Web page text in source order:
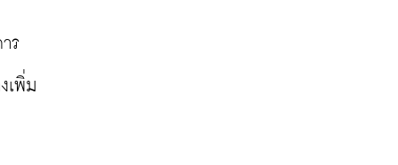
ร
เพิ่ม